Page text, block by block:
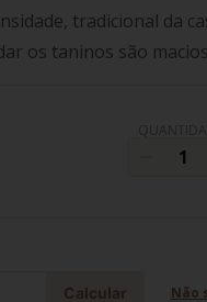
tradicional da
os taninos são
Calcular Não